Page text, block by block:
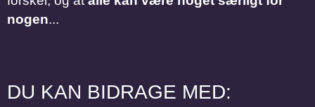
nogen...
DU KAN BIDRAGE MED: